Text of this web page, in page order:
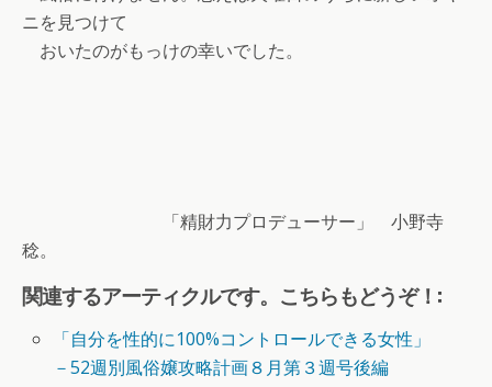
ニを見つけて
おいたのがもっけの幸いでした。
「精財力プロデューサー」 小野寺
稔。
関連するアーティクルです。こちらもどうぞ！:
「自分を性的に100%コントロールできる女性」
－52週別風俗嬢攻略計画８月第３週号後編